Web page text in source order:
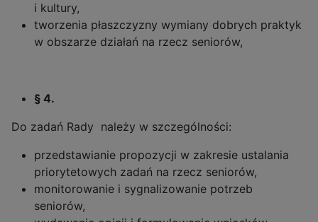
i kultury,
tworzenia płaszczyzny wymiany dobrych praktyk
w obszarze działań na rzecz seniorów,
§ 4.
Do zadań Rady należy w szczególności:
przedstawianie propozycji w zakresie ustalania
priorytetowych zadań na rzecz seniorów,
monitorowanie i sygnalizowanie potrzeb
seniorów,